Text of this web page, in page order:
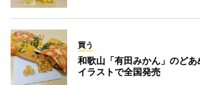
買う
和歌山「有田みかん」のど
イラストで全国発売